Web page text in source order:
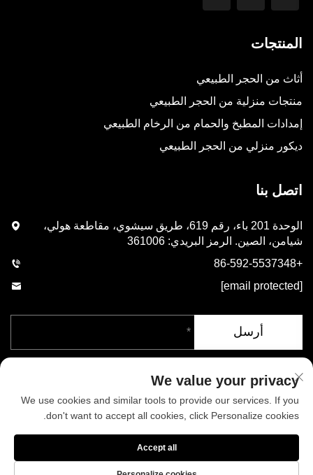
المنتجات
أثاث من الحجر الطبيعي
منتجات منزلية من الحجر الطبيعي
إمدادات المطبخ والحمام من الرخام الطبيعي
ديكور منزلي من الحجر الطبيعي
اتصل بنا
الوحدة 201 باء، رقم 619، طريق سيشوي، مقاطعة هولي،
شيامن، الصين. الرمز البريدي: 361006
+86-592-5537348
[email protected]
أرسل
حقوق الطبع والنشر © شركة شيامن فينيكس للصناعات المحدودة. جميع
We value your privacy
We use cookies and similar tools to provide our services. If you
don't want to accept all cookies, click Personalize cookies.
Accept all